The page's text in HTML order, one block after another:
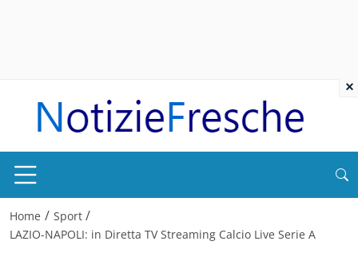
Home / Sport /
LAZIO-NAPOLI: in Diretta TV Streaming Calcio Live Serie A
×